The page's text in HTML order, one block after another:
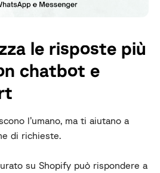
le risposte più
chatbot e
l’umano, ma ti aiutano a
di richieste.
su Shopify può rispondere a